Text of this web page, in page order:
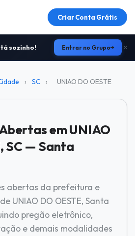
Criar Conta Grátis
sozinho! Entrar no Grupo
› SC › UNIAO DO OESTE
em UNIAO
SC — Santa
abertas da prefeitura e
UNIAO DO OESTE, Santa
pregão eletrônico,
e demais modalidades